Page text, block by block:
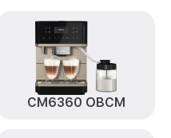
CM6360 OBCM